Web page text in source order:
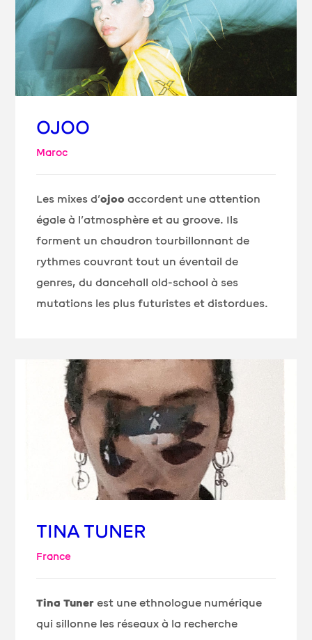
OJOO
Maroc
Les mixes d’ojoo accordent une attention
égale à l’atmosphère et au groove. Ils
forment un chaudron tourbillonnant de
rythmes couvrant tout un éventail de
genres, du dancehall old-school à ses
mutations les plus futuristes et distordues.
TINA TUNER
France
Tina Tuner est une ethnologue numérique
qui sillonne les réseaux à la recherche